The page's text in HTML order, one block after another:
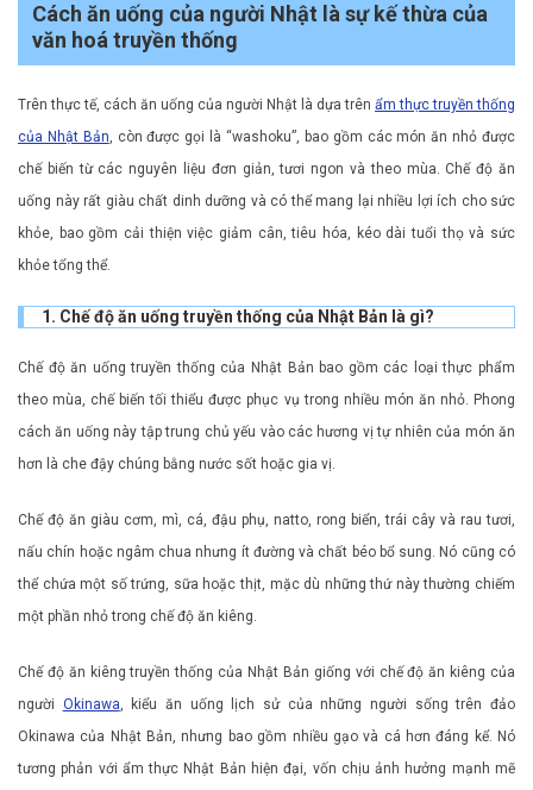
Cách ăn uống của người Nhật là sự kế thừa của
văn hoá truyền thống
Trên thực tế, cách ăn uống của người Nhật là dựa trên ẩm thực truyền thống
của Nhật Bản, còn được gọi là “washoku”, bao gồm các món ăn nhỏ được
chế biến từ các nguyên liệu đơn giản, tươi ngon và theo mùa. Chế độ ăn
uống này rất giàu chất dinh dưỡng và có thể mang lại nhiều lợi ích cho sức
khỏe, bao gồm cải thiện việc giảm cân, tiêu hóa, kéo dài tuổi thọ và sức
khỏe tổng thể.
1. Chế độ ăn uống truyền thống của Nhật Bản là gì?
Chế độ ăn uống truyền thống của Nhật Bản bao gồm các loại thực phẩm
theo mùa, chế biến tối thiểu được phục vụ trong nhiều món ăn nhỏ. Phong
cách ăn uống này tập trung chủ yếu vào các hương vị tự nhiên của món ăn
hơn là che đậy chúng bằng nước sốt hoặc gia vị.
Chế độ ăn giàu cơm, mì, cá, đậu phụ, natto, rong biển, trái cây và rau tươi,
nấu chín hoặc ngâm chua nhưng ít đường và chất béo bổ sung. Nó cũng có
thể chứa một số trứng, sữa hoặc thịt, mặc dù những thứ này thường chiếm
một phần nhỏ trong chế độ ăn kiêng.
Chế độ ăn kiêng truyền thống của Nhật Bản giống với chế độ ăn kiêng của
người Okinawa, kiểu ăn uống lịch sử của những người sống trên đảo
Okinawa của Nhật Bản, nhưng bao gồm nhiều gạo và cá hơn đáng kể. Nó
tương phản với ẩm thực Nhật Bản hiện đại, vốn chịu ảnh hưởng mạnh mẽ